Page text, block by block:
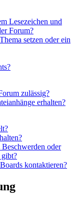
Lesezeichen und
Forum?
setzen oder ein
zulässig?
erhalten?
oder
kontaktieren?